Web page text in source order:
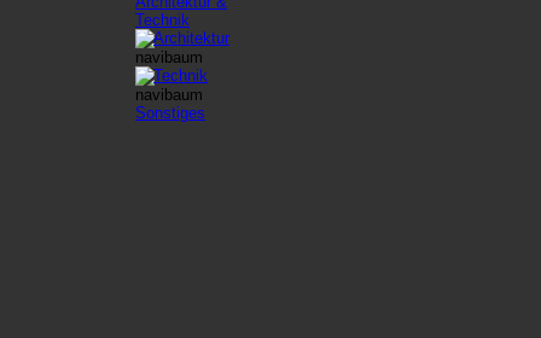
Technik
Architektur
Technik
Sonstiges